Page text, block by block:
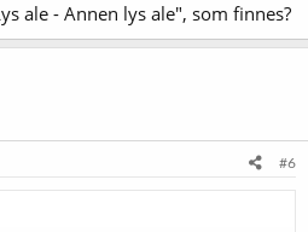
ale - Annen lys ale", som finnes?
#6